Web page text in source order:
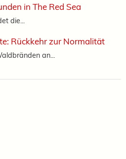
in The Red Sea
die...
Rückkehr zur Normalität
an...